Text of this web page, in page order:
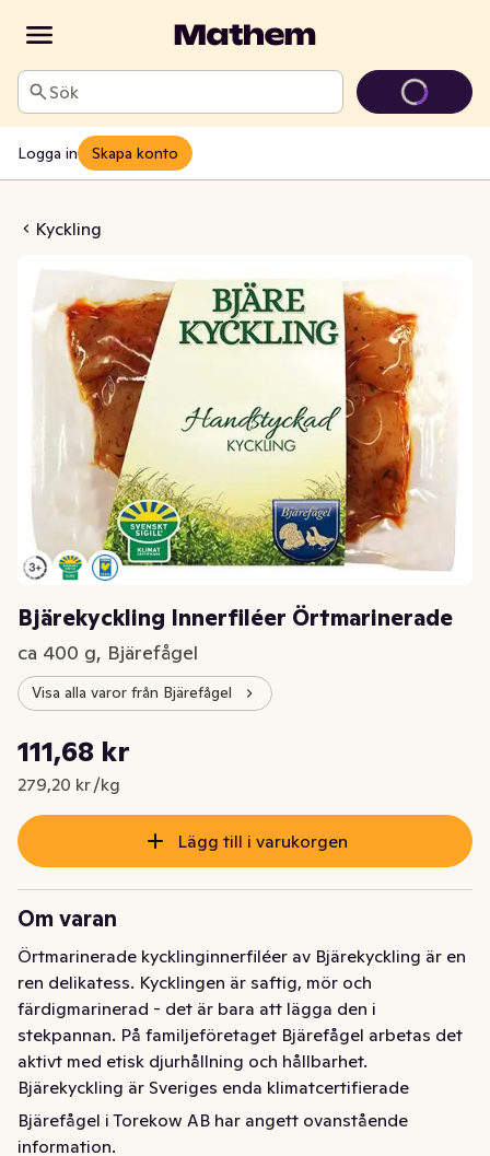
Sök
Logga in Skapa konto
Kyckling
Örtmarinerade
Bjärekyckling Innerfiléer Örtmarinerade
ca 400 g, Bjärefågel
Visa alla varor från Bjärefågel
Nuvarande pris är: 111,68 kr
111,68 kr
279,20 kr /kg
Styckpris: 279,20 kr /kg
Lägg till i varukorgen
Om varan
Örtmarinerade kycklinginnerfiléer av Bjärekyckling är en
ren delikatess. Kycklingen är saftig, mör och
färdigmarinerad - det är bara att lägga den i
stekpannan. På familjeföretaget Bjärefågel arbetas det
aktivt med etisk djurhållning och hållbarhet.
Bjärekyckling är Sveriges enda klimatcertifierade
kyckling - de har sänkt klimatpåverkan med 20–25
procent. Bjärekycklingarna har dubbelt så mycket plats
Bjärefågel i Torekow AB har angett ovanstående
information.